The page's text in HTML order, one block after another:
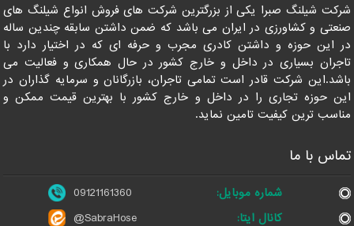
شرکت شیلنگ صبرا یکی از بزرگترین شرکت های فروش انواع شیلنگ های
صنعتی و کشاورزی در ایران می باشد که ضمن داشتن سابقه چندین ساله
در این حوزه و داشتن کادری مجرب و حرفه ای که در اختیار دارد با
تاجران بسیاری در داخل و خارج کشور در حال همکاری و فعالیت می
باشد.این شرکت قادر است تمامی تاجران، بازرگانان و سرمایه گذاران در
این حوزه تجاری را در داخل و خارج کشور با بهترین قیمت ممکن و
مناسب ترین کیفیت تامین نماید.
تماس با ما
شماره موبایل:
09121161360
کانال ایتا:
@SabraHose